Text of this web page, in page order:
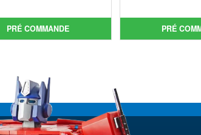
était :
€86.05.
actuel
est :
PRÉ COMMANDE PRÉ